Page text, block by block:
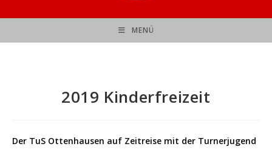
MENÜ
2019 Kinderfreizeit
Der TuS Ottenhausen auf Zeitreise mit der Turnerjugend